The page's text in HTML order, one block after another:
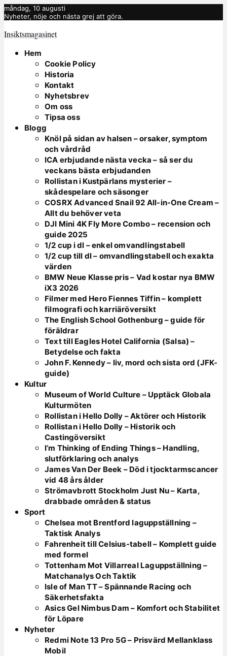
måndag, 10 augusti
Nyheter, nöje och nästa grej att göra.
Insiktsmagasinet
Hem
Cookie Policy
Historia
Kontakt
Nyhetsbrev
Om oss
Tipsa oss
Blogg
Knöl på sidan av halsen – orsaker, symptom
och vårdråd
ICA erbjudande nästa vecka – så ser du
veckans bästa erbjudanden
Rollistan i Kustpärlans mysterier –
skådespelare och säsonger
COSRX Advanced Snail 92 All-in-One Cream –
Allt du behöver veta
DJI Mini 4K Fly More Combo – recension och
guide 2025
1/2 cup i dl – enkel omvandlingstabell
1/2 cup till dl – omvandlingstabell och exakta
värden
BMW Neue Klasse pris – Vad kostar nya BMW
iX3 2026
Filmer med Hero Fiennes Tiffin – komplett
filmografi och karriäröversikt
The English School Gothenburg – guide för
föräldrar
Text till Eagles Hotel California (Salsa) –
Betydelse och fakta
John F. Kennedy – liv, mord och sista ord (JFK-
guide)
Kultur
Museum of World Culture – Upptäck Globala
Kulturmöten
Rollistan i Hello Dolly – Aktörer och Historik
Rollistan i Hello Dolly – Historik och
Castingöversikt
I’m Thinking of Ending Things – Handling,
slutförklaring och analys
James Van Der Beek – Död i tjocktarmscancer
vid 48 års ålder
Strömavbrott Stockholm Just Nu – Karta,
drabbade områden & status
Sport
Chelsea mot Brentford laguppställning –
Taktisk Analys
Fahrenheit till Celsius-tabell – Komplett guide
med formel
Tottenham Mot Villarreal Laguppställning –
Matchanalys Och Taktik
Isle of Man TT – Spännande Racing och
Säkerhetsfakta
Asics Gel Nimbus Dam – Komfort och Stabilitet
för Löpare
Nyheter
Redmi Note 13 Pro 5G – Prisvärd Mellanklass
Mobil